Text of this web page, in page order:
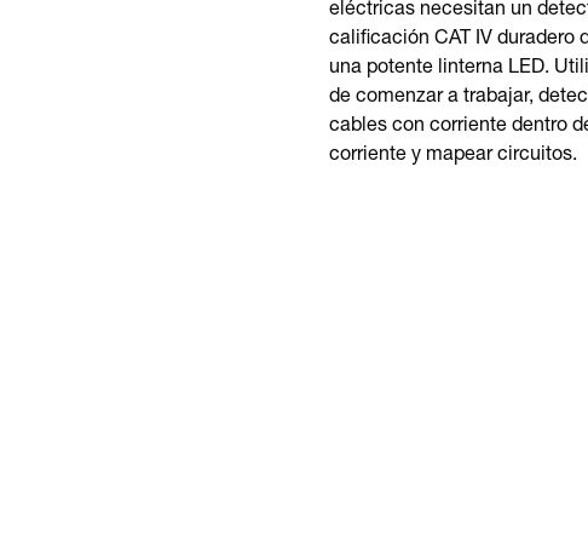
eléctricas necesitan un
calificación CAT IV duradero
una potente linterna LED.
de comenzar a trabajar,
cables con corriente dentro
corriente y mapear circuitos.